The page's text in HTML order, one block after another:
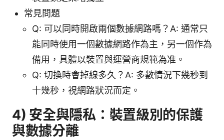
常見問題
Q: 可以同時開啟兩個數據網路嗎？A: 通常只
能同時使用一個數據網路作為主，另一個作為
備用，具體以裝置與運營商規範為准。
Q: 切換時會掉線多久？A: 多數情況下幾秒到
十幾秒，視網路狀況而定。
4) 安全與隱私：裝置級別的保護
與數據分離